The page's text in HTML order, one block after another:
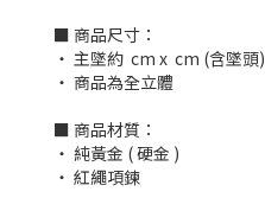
■ 商品尺寸：
‧ 主墜約 cm x cm (含墜頭)
‧ 商品為全立體
■ 商品材質：
‧ 純黃金 ( 硬金 )
‧ 紅繩項鍊